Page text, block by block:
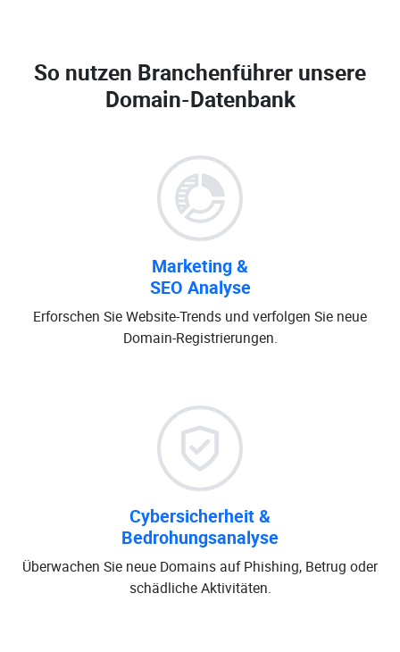
So nutzen Branchenführer unsere
Domain-Datenbank
Marketing &
SEO Analyse
Erforschen Sie Website-Trends und verfolgen Sie neue
Domain-Registrierungen.
Cybersicherheit &
Bedrohungsanalyse
Überwachen Sie neue Domains auf Phishing, Betrug oder
schädliche Aktivitäten.